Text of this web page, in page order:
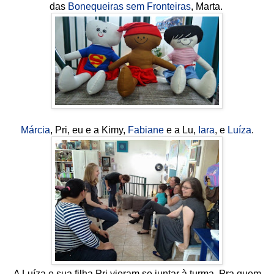
das Bonequeiras sem Fronteiras, Marta.
Márcia, Pri, eu e a Kimy, Fabianee a Lu, Iara, e Luíza.